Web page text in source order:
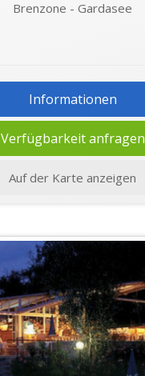
Brenzone - Gardasee
Informationen
Verfügbarkeit anfragen
Auf der Karte anzeigen